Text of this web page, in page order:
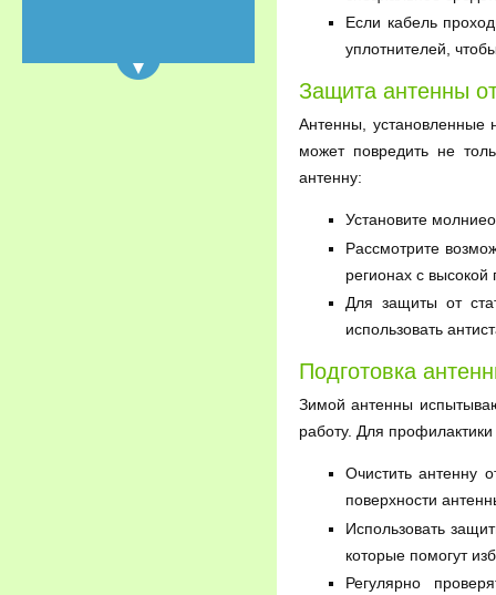
Если кабель
уплотнителей,
Защита антенны
Антенны, установленные
может повредить не
антенну:
Установите
Рассмотрите
регионах с высокой
Для защиты от
использовать
Подготовка
Зимой антенны
работу. Для
Очистить антенну
поверхности
Использовать
которые помогут
Регулярно